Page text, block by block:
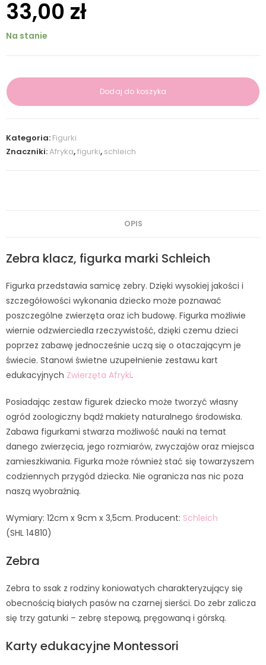
33,00 zł
Na stanie
Dodaj do koszyka
Kategoria: Figurki
Znaczniki:Afryka,figurki, schleich
OPIS
Zebra klacz, figurka marki Schleich
Figurka przedstawia samicę zebry. Dzięki wysokiej jakości i
szczegółowości wykonania dziecko może poznawać
poszczególne zwierzęta oraz ich budowę. Figurka możliwie
wiernie odzwierciedla rzeczywistość, dzięki czemu dzieci
poprzez zabawę jednocześnie uczą się o otaczającym je
świecie. Stanowi świetne uzupełnienie zestawu kart
edukacyjnych Zwierzęta Afryki.
Posiadając zestaw figurek dziecko może tworzyć własny
ogród zoologiczny bądź makiety naturalnego środowiska.
Zabawa figurkami stwarza możliwość nauki na temat
danego zwierzęcia, jego rozmiarów, zwyczajów oraz miejsca
zamieszkiwania. Figurka może również stać się towarzyszem
codziennych przygód dziecka. Nie ogranicza nas nic poza
naszą wyobraźnią.
Wymiary: 12cm x 9cm x 3,5cm. Producent: Schleich
(SHL 14810)
Zebra
Zebra to ssak z rodziny koniowatych charakteryzujący się
obecnością białych pasów na czarnej sierści. Do zebr zalicza
się trzy gatunki – zebrę stepową, pręgowaną i górską.
Karty edukacyjne Montessori